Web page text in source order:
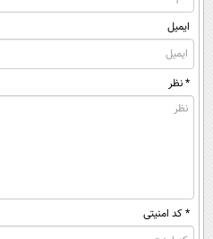
ایمیل
* نظر
* کد امنیتی